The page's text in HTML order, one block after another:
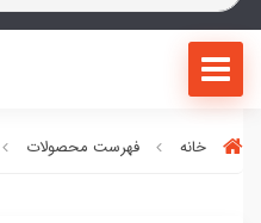
خانه فهرست محصولات